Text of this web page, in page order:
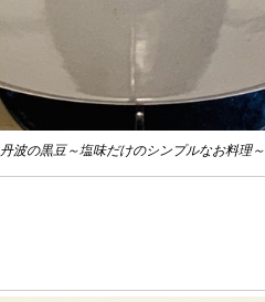
丹波の黒豆～塩味だけのシンプルなお料理～